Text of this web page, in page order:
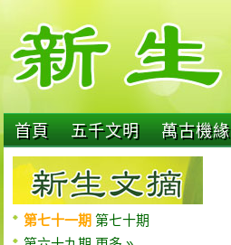
首頁 五千文明 萬古機緣
第七十一期 第七十期